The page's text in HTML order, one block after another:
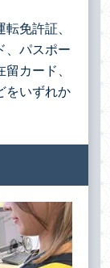
免許証、
、パスポー
カード、
をいずれか